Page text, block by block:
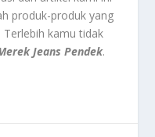
produk-produk yang
kamu tidak
Jeans Pendek.